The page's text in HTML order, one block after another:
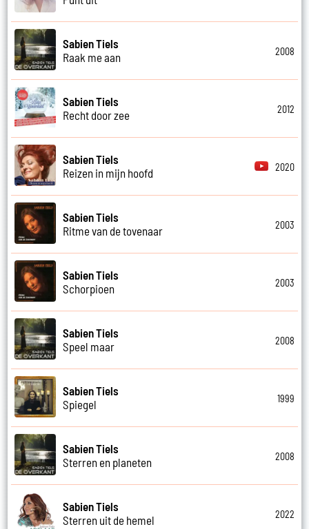
Sabien Tiels
Raak me aan
2008
Sabien Tiels
Recht door zee
2012
Sabien Tiels
Reizen in mijn hoofd
2020
Sabien Tiels
Ritme van de tovenaar
2003
Sabien Tiels
Schorpioen
2003
Sabien Tiels
Speel maar
2008
Sabien Tiels
Spiegel
1999
Sabien Tiels
Sterren en planeten
2008
Sabien Tiels
Sterren uit de hemel
2022